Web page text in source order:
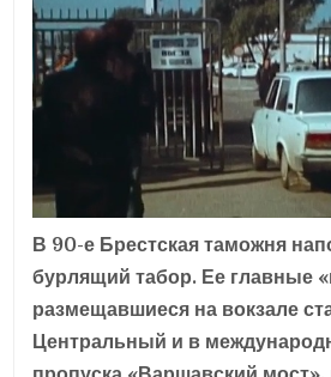
В 90-е Брестская таможня
бурлящий табор. Ее главные
размещавшиеся на вокзале
Центральный и в